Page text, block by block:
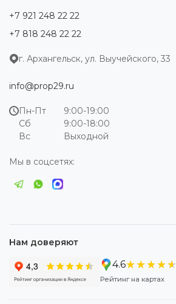
+7 921 248 22 22
+7 818 248 22 22
г. Архангельск, ул. Выучейского, 33
info@prop29.ru
Пн-Пт
9:00-19:00
Сб
9:00-18:00
Вс
Выходной
Мы в соцсетях:
Нам доверяют
4.6★★★★★
★★★★★
Рейтинг на картах